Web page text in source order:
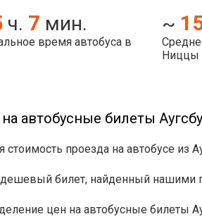
ч. 7 мин.
время автобуса в
~
Ниццы
автобусные билеты
стоимость проезда на автобусе из
билет, найденный нашими
цен на автобусные билеты